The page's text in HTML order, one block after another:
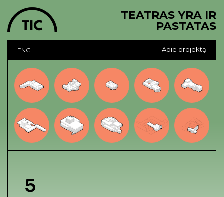
TEATRAS YRA IR
PASTATAS
Apie projektą
ENG
5